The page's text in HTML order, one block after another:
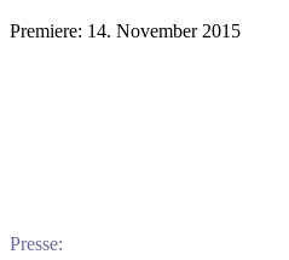
Premiere: 14. November 2015
Presse: